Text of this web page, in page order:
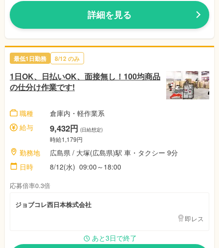
詳細を見る
最低1日勤務 8/12 のみ
1日OK、日払いOK、面接無し！100均商品
の仕分け作業です!
職種
倉庫内・軽作業系
給与
9,432円 (日給想定)
時給1,179円
勤務地
広島県 / 大塚(広島県)駅 車・タクシー 9分
日時
8/12(水) 09:00～18:00
応募倍率0.3倍
ジョブコレ西日本株式会社
即レス
あと3日で終了